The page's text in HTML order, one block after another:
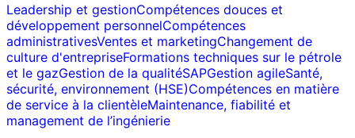
Leadership et gestionCompétences douces et
développement personnelCompétences
administrativesVentes et marketingChangement de
culture d'entrepriseFormations techniques sur le pétrole
et le gazGestion de la qualitéSAPGestion agileSanté,
sécurité, environnement (HSE)Compétences en matière
de service à la clientèleMaintenance, fiabilité et
management de l’ingénierie